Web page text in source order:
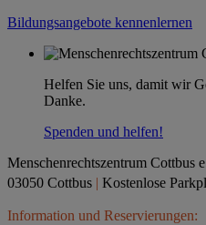
Bildungsangebote kennenlernen
Helfen Sie uns, damit wir
Danke.
Spenden und helfen!
Menschenrechtszentrum Cottbus
03050 Cottbus | Kostenlose
Information und Reservierungen: